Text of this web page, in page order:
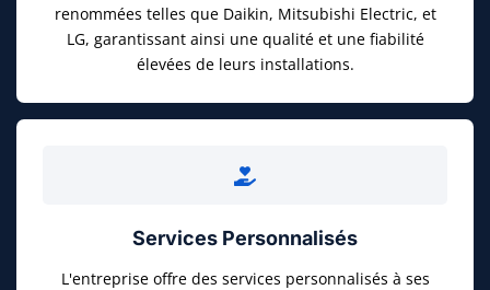
renommées telles que Daikin, Mitsubishi Electric, et
LG, garantissant ainsi une qualité et une fiabilité
élevées de leurs installations.
Services Personnalisés
L'entreprise offre des services personnalisés à ses